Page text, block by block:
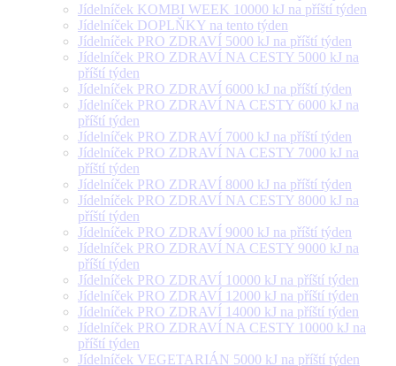
Jídelníček KOMBI WEEK 10000 kJ na příští týden
Jídelníček DOPLŇKY na tento týden
Jídelníček PRO ZDRAVÍ 5000 kJ na příští týden
Jídelníček PRO ZDRAVÍ NA CESTY 5000 kJ na
příští týden
Jídelníček PRO ZDRAVÍ 6000 kJ na příští týden
Jídelníček PRO ZDRAVÍ NA CESTY 6000 kJ na
příští týden
Jídelníček PRO ZDRAVÍ 7000 kJ na příští týden
Jídelníček PRO ZDRAVÍ NA CESTY 7000 kJ na
příští týden
Jídelníček PRO ZDRAVÍ 8000 kJ na příští týden
Jídelníček PRO ZDRAVÍ NA CESTY 8000 kJ na
příští týden
Jídelníček PRO ZDRAVÍ 9000 kJ na příští týden
Jídelníček PRO ZDRAVÍ NA CESTY 9000 kJ na
příští týden
Jídelníček PRO ZDRAVÍ 10000 kJ na příští týden
Jídelníček PRO ZDRAVÍ 12000 kJ na příští týden
Jídelníček PRO ZDRAVÍ 14000 kJ na příští týden
Jídelníček PRO ZDRAVÍ NA CESTY 10000 kJ na
příští týden
Jídelníček VEGETARIÁN 5000 kJ na příští týden